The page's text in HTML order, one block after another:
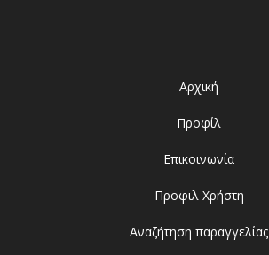
Αρχική
Προφίλ
Επικοινωνία
Προφιλ Χρήστη
Αναζήτηση παραγγελίας